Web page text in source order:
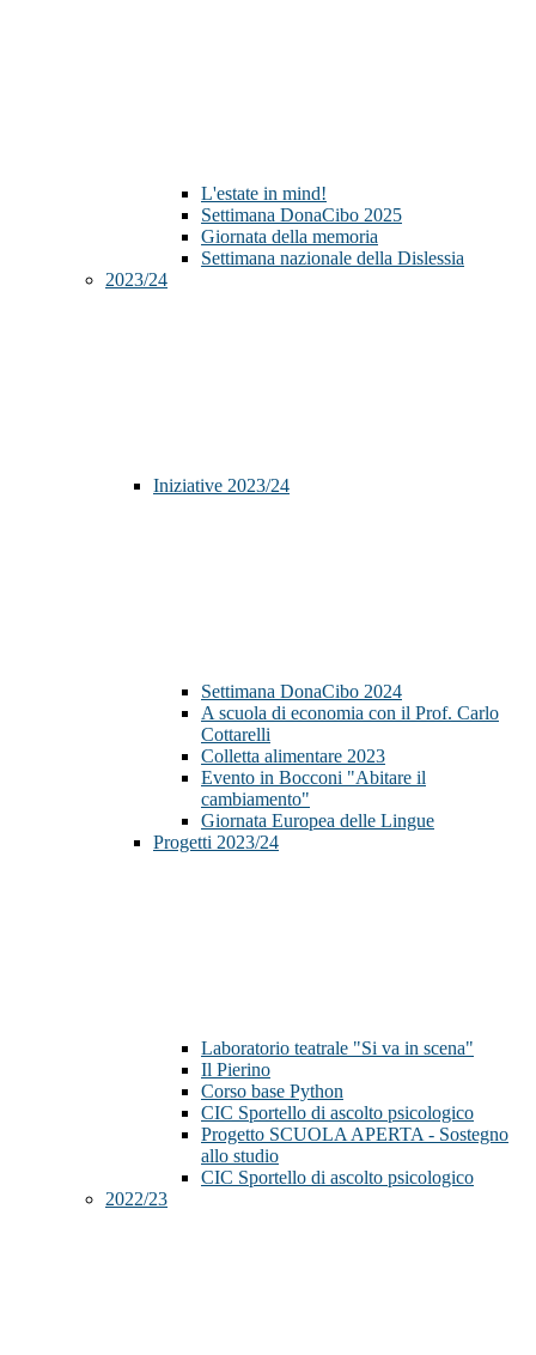
L'estate in mind!
Settimana DonaCibo 2025
Giornata della memoria
Settimana nazionale della Dislessia
2023/24
Iniziative 2023/24
Settimana DonaCibo 2024
A scuola di economia con il Prof. Carlo
Cottarelli
Colletta alimentare 2023
Evento in Bocconi "Abitare il
cambiamento"
Giornata Europea delle Lingue
Progetti 2023/24
Laboratorio teatrale "Si va in scena"
Il Pierino
Corso base Python
CIC Sportello di ascolto psicologico
Progetto SCUOLA APERTA - Sostegno
allo studio
CIC Sportello di ascolto psicologico
2022/23